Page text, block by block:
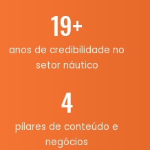
19+
anos de credibilidade no
setor náutico
4
pilares de conteúdo e
negócios